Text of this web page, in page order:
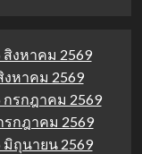
งหาคม 2569
งหาคม 2569
กรกฎาคม 2569
รกฎาคม 2569
มิถุนายน 2569